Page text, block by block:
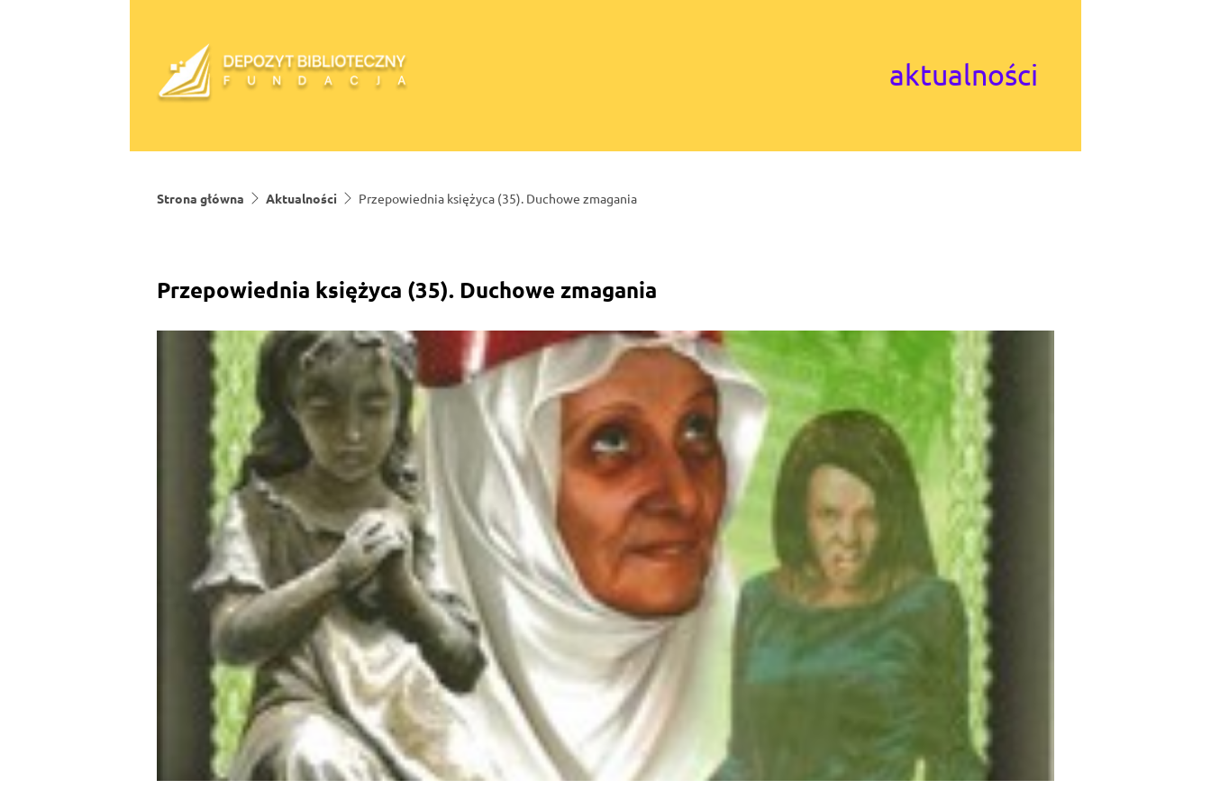
aktualności
Strona główna Aktualności Przepowiednia księżyca (35). Duchowe zmagania
Przepowiednia księżyca (35). Duchowe zmagania